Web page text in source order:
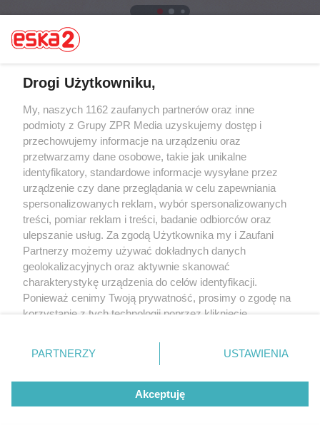
Drogi Użytkowniku,
My, naszych 1162 zaufanych partnerów oraz inne
podmioty z Grupy ZPR Media uzyskujemy dostęp i
przechowujemy informacje na urządzeniu oraz
przetwarzamy dane osobowe, takie jak unikalne
identyfikatory, standardowe informacje wysyłane przez
urządzenie czy dane przeglądania w celu zapewniania
spersonalizowanych reklam, wybór spersonalizowanych
treści, pomiar reklam i treści, badanie odbiorców oraz
ulepszanie usług. Za zgodą Użytkownika my i Zaufani
Partnerzy możemy używać dokładnych danych
geolokalizacyjnych oraz aktywnie skanować
charakterystykę urządzenia do celów identyfikacji.
Ponieważ cenimy Twoją prywatność, prosimy o zgodę na
korzystanie z tych technologii poprzez kliknięcie
zmienić/wycofać klikając przycisk ustawień prywatności
znajdujący się w lewym dolnym rogu strony
rodzaje przetwarzania danych nie wymagają zgody
użytkownika, ale masz prawo sprzeciwić się takiemu
przetwarzaniu. Preferencje będą miały zastosowanie tylko
PARTNERZY USTAWIENIA
Akceptuję